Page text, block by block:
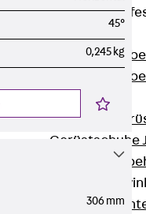
Gerüstschuhe
Zurück
Gerüstschuhe
Zurück
45°
0,245 kg
306 mm